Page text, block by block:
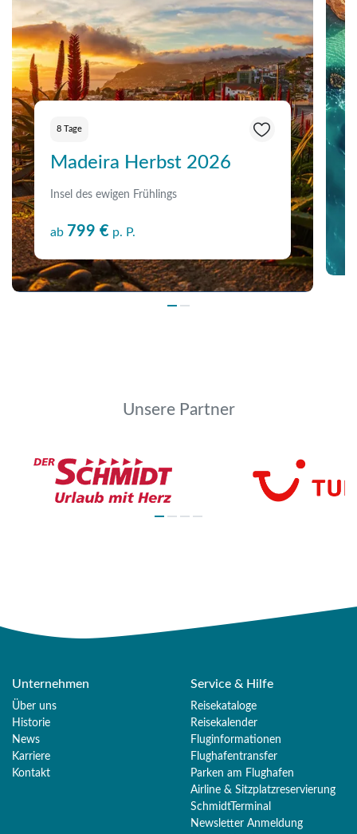
8 Tage
Madeira Herbst 2026
Insel des ewigen Frühlings
ab 799 € p. P.
Unsere Partner
Unternehmen
Über uns
Historie
News
Karriere
Kontakt
Service & Hilfe
Reisekataloge
Reisekalender
Fluginformationen
Flughafentransfer
Parken am Flughafen
Airline & Sitzplatzreservierung
SchmidtTerminal
Newsletter Anmeldung